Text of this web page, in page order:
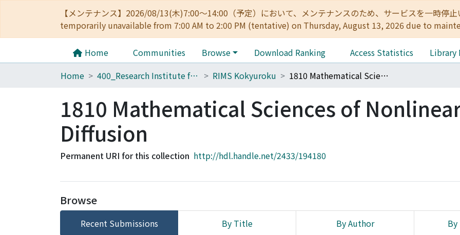
【メンテナンス】2026/08/13(木)7:00～14:00（予定）において、メンテナンスのため、サービスを一時
temporarily unavailable from 7:00 AM to 2:00 PM (tentative) on Thursday, August 13, 2026 due to
Home Communities Browse Download Ranking Access Statistics
Library
Home
400_Research Institute for Mathematical Sciences RIMS Kokyuroku 1810 Mathematical Sciences of Nonlinear Diffusion
1810 Mathematical Sciences of
Diffusion
Permanent URI for this collection http://hdl.handle.net/2433/194180
Browse
Recent Submissions By Title By Author By